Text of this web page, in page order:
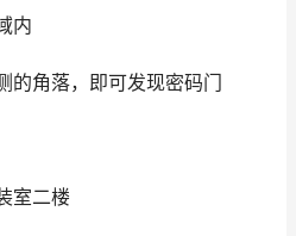
内
的角落，即可发现密码门
室二楼